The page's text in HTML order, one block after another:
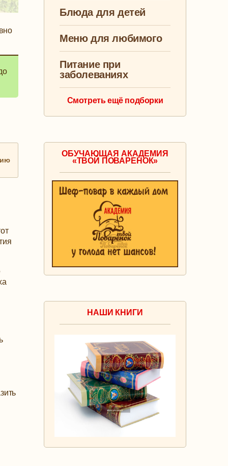
Блюда для детей
Меню для любимого
Питание при
заболеваниях
Смотреть ещё подборки
ОБУЧАЮЩАЯ АКАДЕМИЯ
«ТВОЙ ПОВАРЕНОК»
НАШИ КНИГИ